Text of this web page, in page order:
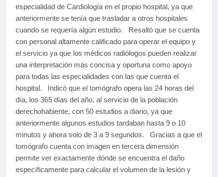
especialidad de Cardiología en el propio hospital, ya que
anteriormente se tenía que trasladar a otros hospitales
cuando se requería algún estudio. Resaltó que se cuenta
con personal altamente calificado para operar el equipo y
el servicio ya que los médicos radiólogos pueden realizar
una interpretación más concisa y oportuna como apoyo
para todas las especialidades con las que cuenta el
hospital. Indicó que el tomógrafo opera las 24 horas del
día, los 365 días del año, al servicio de la población
derechohabiente, con 50 estudios a diario, ya que
anteriormente algunos estudios tardaban hasta 9 o 10
minutos y ahora solo de 3 a 9 segundos. Gracias a que el
tomógrafo cuenta con imagen en tercera dimensión
permite ver exactamente dónde se encuentra el daño
específicamente para calcular el volumen de la lesión y